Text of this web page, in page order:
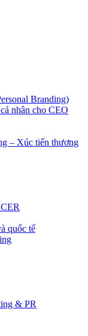
Branding)
nhân cho CEO
– Xúc tiến thương
quốc tế
& PR